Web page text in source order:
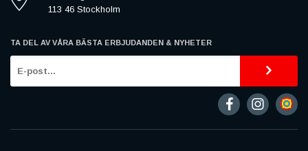
113 46 Stockholm
TA DEL AV VÅRA BÄSTA ERBJUDANDEN & NYHETER